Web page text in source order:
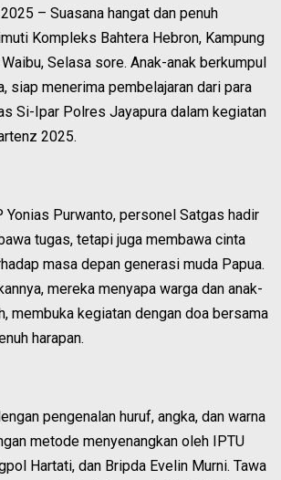
– Suasana hangat dan penuh
Kompleks Bahtera Hebron, Kampung
Selasa sore. Anak-anak berkumpul
siap menerima pembelajaran dari para
Si-Ipar Polres Jayapura dalam kegiatan
2025.
Yonias Purwanto, personel Satgas hadir
tugas, tetapi juga membawa cinta
masa depan generasi muda Papua.
mereka menyapa warga dan anak-
membuka kegiatan dengan doa bersama
harapan.
pengenalan huruf, angka, dan warna
metode menyenangkan oleh IPTU
Hartati, dan Bripda Evelin Murni. Tawa